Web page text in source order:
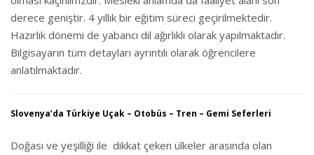
derece geniştir. 4 yıllık bir eğitim süreci geçirilmektedir.
Hazırlık dönemi de yabancı dil ağırlıklı olarak yapılmaktadır.
Bilgisayarın tüm detayları ayrıntılı olarak öğrencilere
anlatılmaktadır.
Slovenya’da Türkiye Uçak – Otobüs – Tren – Gemi Seferleri
Doğası ve yeşilliği ile dikkat çeken ülkeler arasında olan